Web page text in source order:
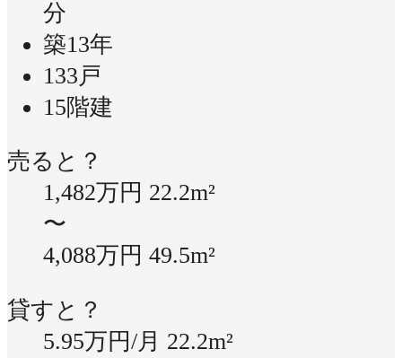
分
築13年
133戸
15階建
売ると？
1,482万円 22.2m²
〜
4,088万円 49.5m²
貸すと？
5.95万円/月 22.2m²